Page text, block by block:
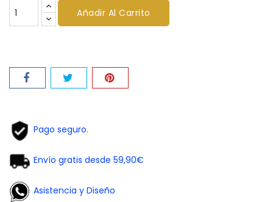
Añadir Al Carrito
Pago seguro.
Envío gratis desde 59,90€
Asistencia y Diseño